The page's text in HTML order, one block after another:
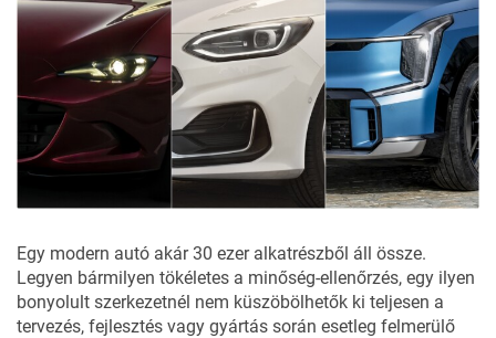
Egy modern autó akár 30 ezer alkatrészből áll össze.
Legyen bármilyen tökéletes a minőség-ellenőrzés, egy ilyen
bonyolult szerkezetnél nem küszöbölhetők ki teljesen a
tervezés, fejlesztés vagy gyártás során esetleg felmerülő